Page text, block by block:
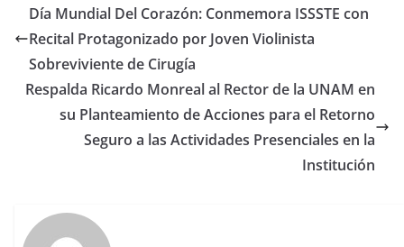
Día Mundial Del Corazón: Conmemora ISSSTE con
Recital Protagonizado por Joven Violinista
Sobreviviente de Cirugía
Respalda Ricardo Monreal al Rector de la UNAM en
su Planteamiento de Acciones para el Retorno
Seguro a las Actividades Presenciales en la
Institución